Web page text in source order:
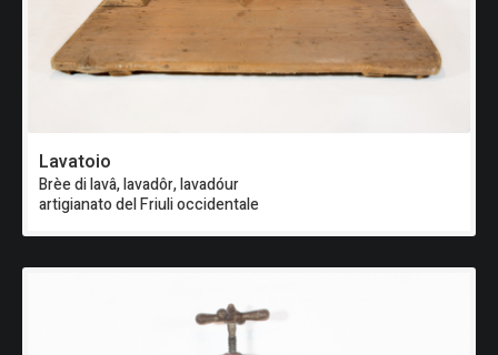
Lavatoio
Brèe di lavâ, lavadôr, lavadóur
artigianato del Friuli occidentale